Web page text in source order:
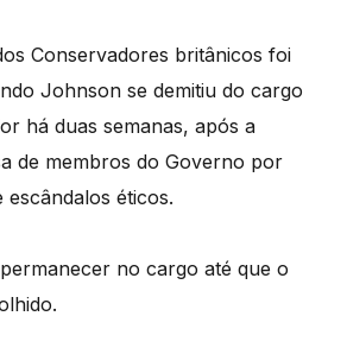
Conservadores britânicos foi
Johnson se demitiu do cargo
há duas semanas, após a
de membros do Governo por
escândalos éticos.
no cargo até que o